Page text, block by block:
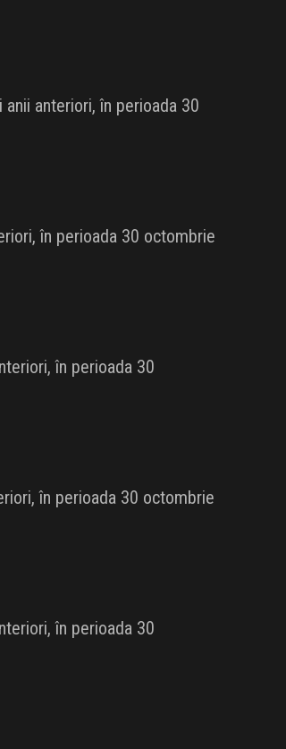
anteriori, în perioada 30
în perioada 30 octombrie
în perioada 30
în perioada 30 octombrie
în perioada 30